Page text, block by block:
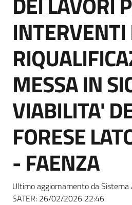
Piattaforme
telematiche
English
site
Seguici
su
INTERVENTI
MESSA IN
VIABILITA'
FORESE
- FAENZA
Ultimo aggiornamento da Sistema
SATER: 26/02/2026 22:46